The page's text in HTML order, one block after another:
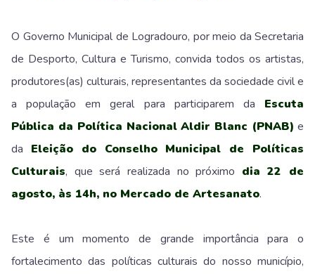
O Governo Municipal de Logradouro, por meio da Secretaria
de Desporto, Cultura e Turismo, convida todos os artistas,
produtores(as) culturais, representantes da sociedade civil e
a população em geral para participarem da Escuta
Pública da Política Nacional Aldir Blanc (PNAB) e
da Eleição do Conselho Municipal de Políticas
Culturais, que será realizada no próximo dia 22 de
agosto, às 14h, no Mercado de Artesanato.
Este é um momento de grande importância para o
fortalecimento das políticas culturais do nosso município,